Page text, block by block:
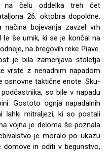
na čelu od­delka treh čet
26. oktobra dopoldne,
načina bojevanja zavzel vrh
le še umik, ki se je končal na
na bregovih reke Piave.
je bila zamenjava stoletja
vrste z nenadnim napadom
osnovne taktične enote. Sku­
so bile v napadu
Gostoto ognja napadalnih
lahki mitraljezi, ki so postali
vojna je deloma še poznala
je moralo po ukazu
domove in oditi v begunstvo,